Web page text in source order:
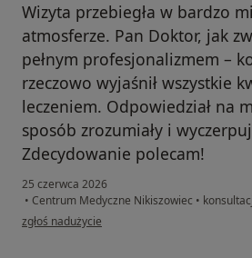
Wizyta przebiegła w bardzo
atmosferze. Pan Doktor, jak
pełnym profesjonalizmem –
rzeczowo wyjaśnił wszystkie
leczeniem. Odpowiedział na
sposób zrozumiały i
Zdecydowanie polecam!
25 czerwca 2026
• Centrum Medyczne Nikiszowiec •
w opinii użytkownika Karolina
zgłoś nadużycie